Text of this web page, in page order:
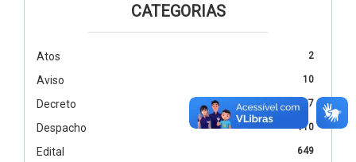
CATEGORIAS
2
Atos
10
Aviso
327
Decreto
110
Despacho
649
Edital